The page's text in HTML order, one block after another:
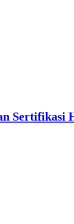
Sertifikasi